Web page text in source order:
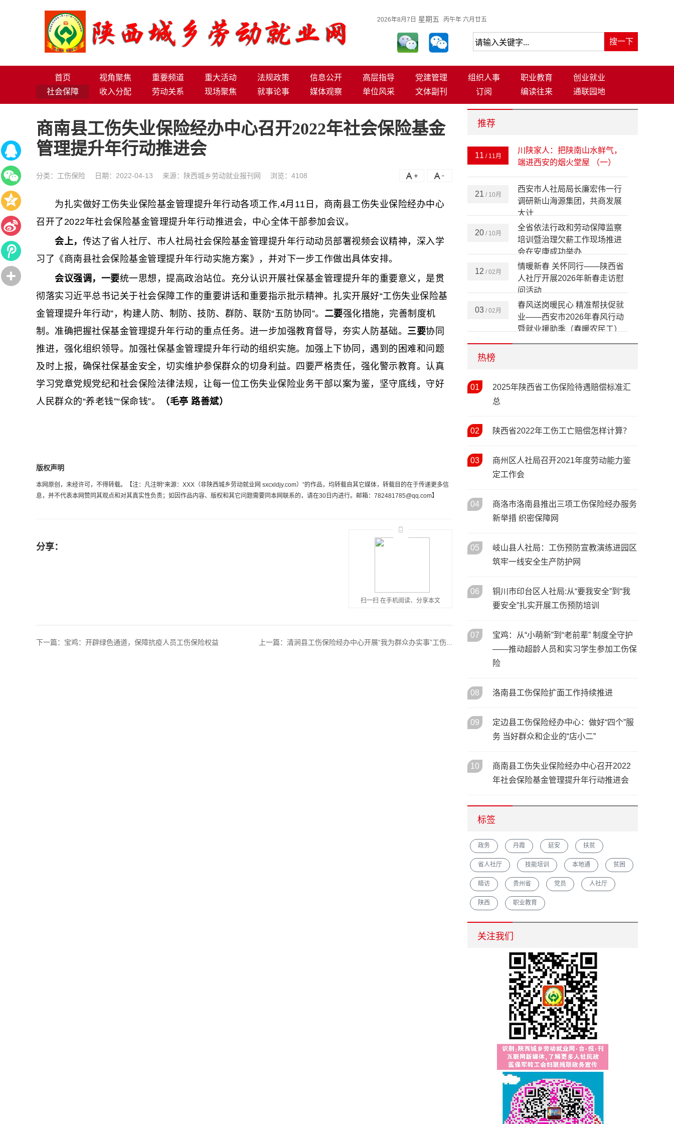
2026年8月7日 星期五 丙午年 六月廿五
首页 视角聚焦 重要频道 重大活动 法规政策 信息公开 高层指导 党建管理 组织人事 职业教育
创业就业
社会保障
收入分配 劳动关系 现场聚焦 就事论事 媒体观察 单位风采 文体副刊 订阅 编读往来 通联园地
商南县工伤失业保险经办中心召开2022年社会保险基金
管理提升年行动推进会
分类： 工伤保险 日期：2022-04-13 来源：陕西城乡劳动就业报刊网 浏览： 4108
为扎实做好工伤失业保险基金管理提升年行动各项工作,4月11日，商南县工伤失业保险经办中心
召开了2022年社会保险基金管理提升年行动推进会，中心全体干部参加会议。
会上， 传达了省人社厅、市人社局社会保险基金管理提升年行动动员部署视频会议精神，深入学
习了《商南县社会保险基金管理提升年行动实施方案》，并对下一步工作做出具体安排。
会议强调，一要统一思想，提高政治站位。充分认识开展社保基金管理提升年的重要意义，是贯
彻落实习近平总书记关于社会保障工作的重要讲话和重要指示批示精神。扎实开展好“工伤失业保险基
金管理提升年行动”，构建人防、制防、技防、群防、联防“五防协同”。 二要强化措施，完善制度机
制。准确把握社保基金管理提升年行动的重点任务。进一步加强教育督导，夯实人防基础。 三要协同
推进，强化组织领导。加强社保基金管理提升年行动的组织实施。加强上下协同，遇到的困难和问题
及时上报，确保社保基金安全，切实维护参保群众的切身利益。四要严格责任，强化警示教育。认真
学习党章党规党纪和社会保险法律法规，让每一位工伤失业保险业务干部以案为鉴，坚守底线，守好
人民群众的“养老钱”“保命钱”。
（毛亭 路善斌）
版权声明
本网原创，未经许可，不得转载。【注：凡注明“来源：XXX（非陕西城乡劳动就业网 sxcxldjy.com）”的作品，均转载自其它媒体，转载目的在于传递更多信
息，并不代表本网赞同其观点和对其真实性负责；如因作品内容、版权和其它问题需要同本网联系的，请在30日内进行。邮箱：782481785@qq.com】
分享：
扫一扫 在手机阅读、分享本文
上一篇： 清涧县工伤保险经办中心开展“我为群众办实事”工伤...
下一篇： 宝鸡：开辟绿色通道，保障抗疫人员工伤保险权益
推荐
11/ 11月
川陕家人：把陕南山水鲜气，
端进西安的烟火堂屋 （一）
21 / 10月
西安市人社局局长廉宏伟一行
调研新山海源集团，共商发展
大计
20/ 10月
全省依法行政和劳动保障监察
培训暨治理欠薪工作现场推进
会在安康成功举办
12 / 02月
情暖新春 关怀同行——陕西省
人社厅开展2026年新春走访慰
问活动
03/ 02月
春风送岗暖民心 精准帮扶促就
业——西安市2026年春风行动
暨就业援助季（春暖农民工）
宝鸡市召开2026年人力资源和
02 / 02月
春风送岗暖秦巴 协作赋能促就
20
/ 01月
开 部署2026年八大重点任务
27 / 11月
青春绘华章 社保暖民心——宝
鸡市养老保险经办处文艺汇演
21 / 11月
三秦匠心绽邕城 劳务品牌亮全
国——陕西特色劳务品牌闪耀
第三届全国劳务协作盛会
热榜
01
2025年陕西省工伤保险待遇赔偿标准汇
总
02 陕西省2022年工伤工亡赔偿怎样计算？
03
商州区人社局召开2021年度劳动能力鉴
定工作会
04
商洛市洛南县推出三项工伤保险经办服务
新举措 织密保障网
05
岐山县人社局：工伤预防宣教演练进园区
筑牢一线安全生产防护网
06
铜川市印台区人社局:从“要我安全”到“我
要安全”扎实开展工伤预防培训
07
宝鸡：从“小萌新”到“老前辈” 制度全守护
——推动超龄人员和实习学生参加工伤保
险
08 洛南县工伤保险扩面工作持续推进
09
定边县工伤保险经办中心：做好“四个”服
务 当好群众和企业的“店小二”
10
商南县工伤失业保险经办中心召开2022
年社会保险基金管理提升年行动推进会
标签
政务 丹霞 延安 扶贫
省人社厅 技能培训 本地通 贫困
暗访 贵州省 党员 人社厅
陕西 职业教育
汉中市重点培育农村创业致富带头人促脱贫增收
关注我们